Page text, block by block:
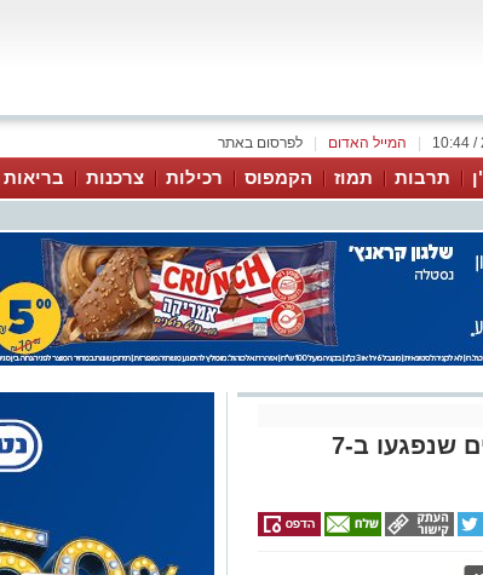
לפרסום באתר המייל האדום
תרבות תמוז הקמפוס רכילות צרכנות בריאות
צפו: החלו הריסת הבתים בקיבוץ רעים שנפגעו ב-7